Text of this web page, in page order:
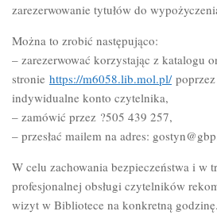
zarezerwowanie tytułów do
Można to zrobić następująco:
– zarezerwować korzystając z katalogu
stronie https://m6058.lib.mol.pl/poprzez
indywidualne konto czytelnika,
– zamówić przez ?505 439 257,
– przesłać mailem na adres:
W celu zachowania bezpieczeństwa i w
profesjonalnej obsługi czytelników
wizyt w Bibliotece na konkretną godzinę.